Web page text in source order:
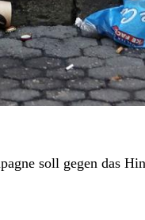
soll gegen das